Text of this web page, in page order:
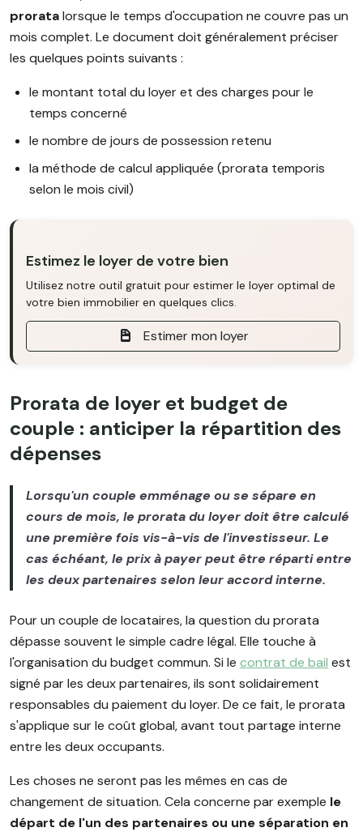
proratalorsque le temps d'occupation ne couvre pas un
mois complet. Le document doit généralement préciser
les quelques points suivants :
le montant total du loyer et des charges pour le
temps concerné
le nombre de jours de possession retenu
la méthode de calcul appliquée (prorata temporis
selon le mois civil)
Estimez le loyer de votre bien
Utilisez notre outil gratuit pour estimer le loyer optimal de
votre bien immobilier en quelques clics.
Estimer mon loyer
Prorata de loyer et budget de
couple : anticiper la répartition des
dépenses
Lorsqu'un couple emménage ou se sépare en
cours de mois, le prorata du loyer doit être calculé
une première fois vis-à-vis de l'investisseur. Le
cas échéant, le prix à payer peut être réparti entre
les deux partenaires selon leur accord interne.
Pour un couple de locataires, la question du prorata
dépasse souvent le simple cadre légal. Elle touche à
l'organisation du budget commun. Si le contrat de bail est
signé par les deux partenaires, ils sont solidairement
responsables du paiement du loyer. De ce fait, le prorata
s'applique sur le coût global, avant tout partage interne
entre les deux occupants.
Les choses ne seront pas les mêmes en cas de
changement de situation. Cela concerne par exemple le
départ de l'un des partenaires ou une séparation en